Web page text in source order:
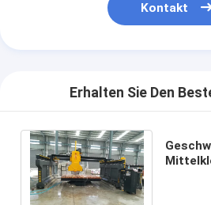
Kontakt
Erhalten Sie Den